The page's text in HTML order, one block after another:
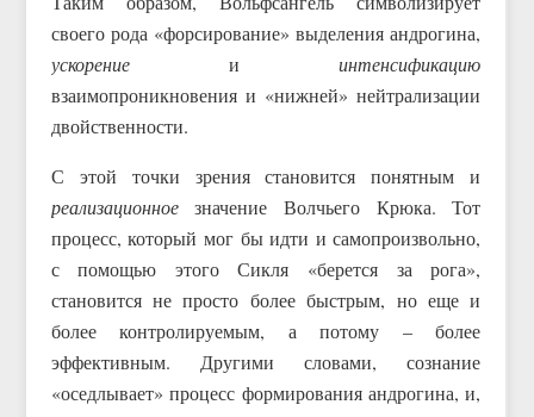
своего рода «форсирование» выделения андрогина,
ускорениеиинтенсификацию
взаимопроникновения и «нижней» нейтрализации
двойственности.
С этой точки зрения становится понятным и
реализационноезначение Волчьего Крюка. Тот
процесс, который мог бы идти и самопроизвольно,
с помощью этого Сикля «берется за рога»,
становится не просто более быстрым, но еще и
более контролируемым, а потому – более
эффективным. Другими словами, сознание
«оседлывает» процесс формирования андрогина, и,